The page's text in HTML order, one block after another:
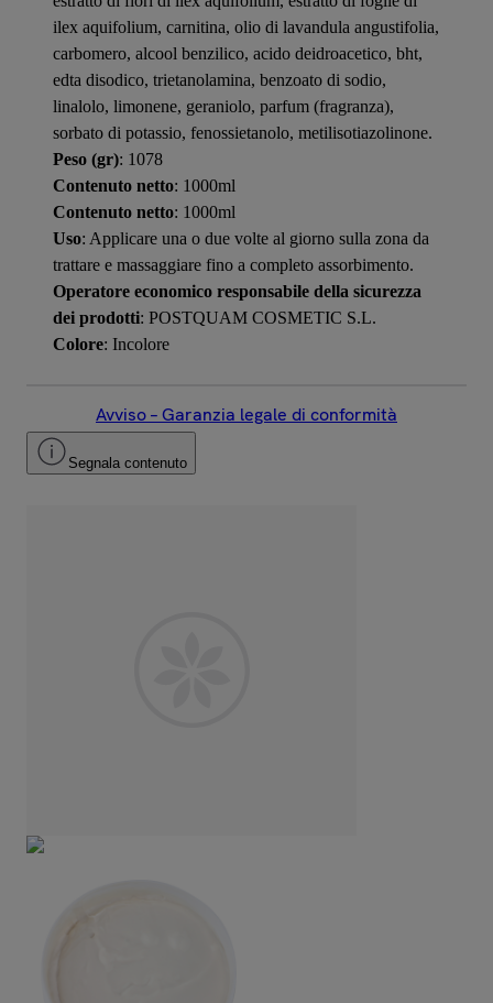
ilex aquifolium, carnitina, olio di lavandula angustifolia,
carbomero, alcool benzilico, acido deidroacetico, bht,
edta disodico, trietanolamina, benzoato di sodio,
linalolo, limonene, geraniolo, parfum (fragranza),
sorbato di potassio, fenossietanolo, metilisotiazolinone.
Peso (gr): 1078
Contenuto netto: 1000ml
Contenuto netto: 1000ml
Uso: Applicare una o due volte al giorno sulla zona da
trattare e massaggiare fino a completo assorbimento.
Operatore economico responsabile della sicurezza
dei prodotti: POSTQUAM COSMETIC S.L.
Colore: Incolore
Avviso – Garanzia legale di conformità
Segnala contenuto